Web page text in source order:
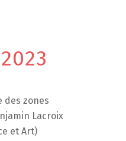
des zones
Lacroix
et Art)